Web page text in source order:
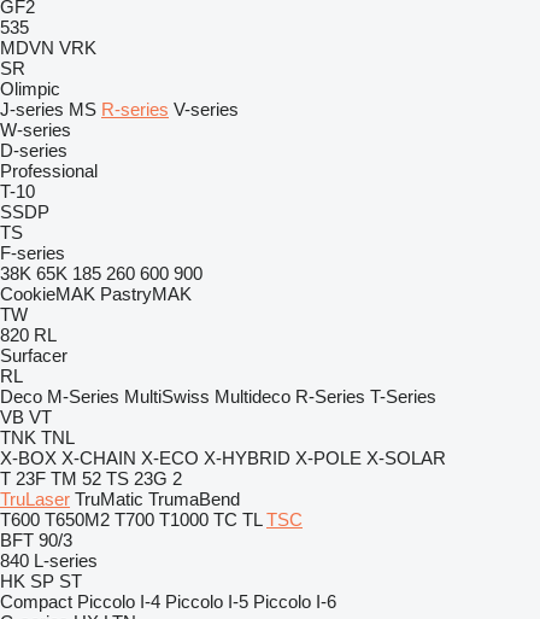
GF2
535
MDVN VRK
SR
Olimpic
J-series MS R-series V-series
W-series
D-series
Professional
T-10
SSDP
TS
F-series
38K 65K 185 260 600 900
CookieMAK PastryMAK
TW
820 RL
Surfacer
RL
Deco M-Series MultiSwiss Multideco R-Series T-Series
VB VT
TNK TNL
X-BOX X-CHAIN X-ECO X-HYBRID X-POLE X-SOLAR
T 23F TM 52 TS 23G 2
TruLaser TruMatic TrumaBend
T600 T650M2 T700 T1000 TC TL TSC
BFT 90/3
840 L-series
HK SP ST
Compact Piccolo I-4 Piccolo I-5 Piccolo I-6